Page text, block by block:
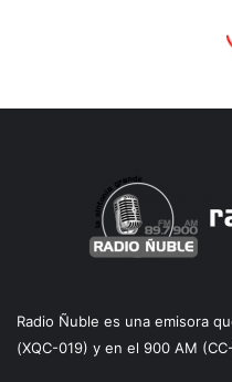
Radio Ñuble es una emisora
(XQC-019) y en el 900 AM